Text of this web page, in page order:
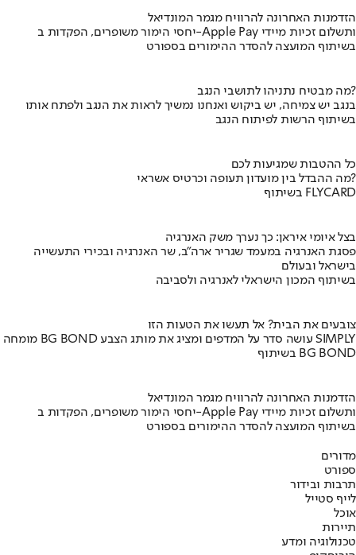
הזדמנות האחרונה להרוויח מגמר המונדיאל
יחסי הימור משופרים, הפקדות ב-Apple Pay ותשלום זכיות מיידי
בשיתוף המועצה להסדר ההימורים בספורט
מה מבטיח נתניהו לתושבי הנגב?
בנגב יש צמיחה, יש ביקוש ואנחנו נמשיך לראות את הנגב ולפתח אותו
בשיתוף הרשות לפיתוח הנגב
כל ההטבות שמגיעות לכם
מה ההבדל בין מועדון תעופה וכרטיס אשראי?
בשיתוף FLYCARD
בצל איומי איראן: כך נערך משק האנרגיה
פסגת האנרגיה במעמד שגריר ארה"ב, שר האנרגיה ובכירי התעשייה
בישראל ובעולם
בשיתוף המכון הישראלי לאנרגיה ולסביבה
צובעים את הבית? אל תעשו את הטעות הזו
מומחה BG BOND עושה סדר על המדפים ומציג את מותג הצבע SIMPLY
בשיתוף BG BOND
הזדמנות האחרונה להרוויח מגמר המונדיאל
יחסי הימור משופרים, הפקדות ב-Apple Pay ותשלום זכיות מיידי
בשיתוף המועצה להסדר ההימורים בספורט
מדורים
ספורט
תרבות ובידור
לייף סטייל
אוכל
תיירות
טכנולוגיה ומדע